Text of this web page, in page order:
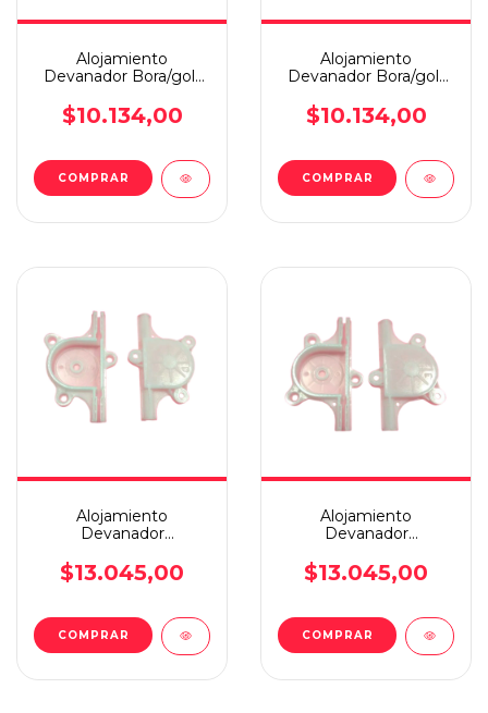
Alojamiento
Devanador Bora/golf
Derecho
$10.134,00
COMPRAR
Alojamiento
Devanador Bora/golf
Izquierdo
$10.134,00
COMPRAR
Alojamiento
Devanador
Derecho
$13.045,00
COMPRAR
Alojamiento
Devanador
Izquierdo
$13.045,00
COMPRAR